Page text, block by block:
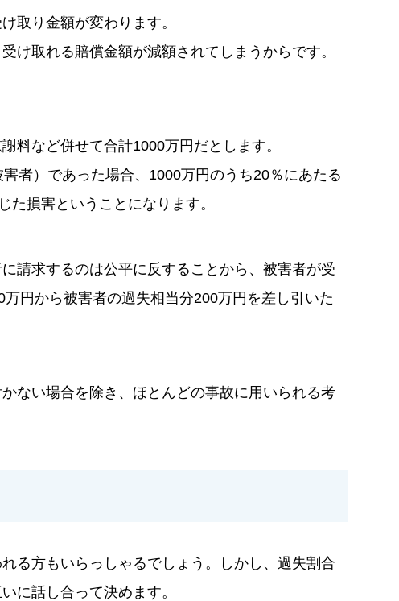
取り金額が変わります。
け取れる賠償金額が減額されてしまうからです。
料など併せて合計1000万円だとします。
者）であった場合、1000万円のうち20％にあたる
た損害ということになります。
請求するのは公平に反することから、被害者が受
円から被害者の過失相当分200万円を差し引いた
ない場合を除き、ほとんどの事故に用いられる考
る方もいらっしゃるでしょう。しかし、過失割合
に話し合って決めます。